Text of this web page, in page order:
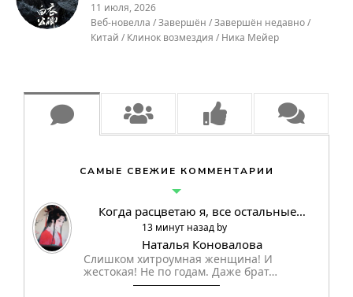
11 июля, 2026
Веб-новелла / Завершён / Завершён недавно /
Китай / Клинок возмездия / Ника Мейер
САМЫЕ СВЕЖИЕ КОММЕНТАРИИ
Когда расцветаю я, все остальные…
13 минут назад by
Наталья Коновалова
Слишком хитроумная женщина! И
жестокая! Не по годам. Даже брат…